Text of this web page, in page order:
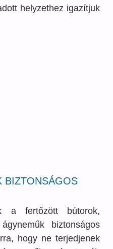
helyzethez igazítjuk
BIZTONSÁGOS
a fertőzött bútorok,
biztonságos
hogy ne terjedjenek